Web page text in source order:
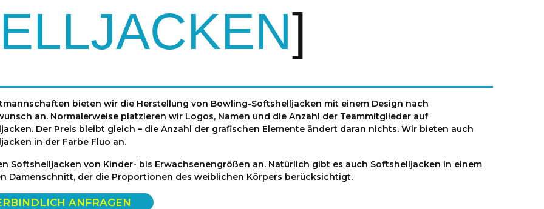
bieten wir die Herstellung von Bowling-Softshelljacken mit einem Design nach
an. Normalerweise platzieren wir Logos, Namen und die Anzahl der Teammitglieder auf
Der Preis bleibt gleich – die Anzahl der grafischen Elemente ändert daran nichts. Wir bieten auch
in der Farbe Fluo an.
Softshelljacken von Kinder- bis Erwachsenengrößen an. Natürlich gibt es auch Softshelljacken in einem
Damenschnitt, der die Proportionen des weiblichen Körpers berücksichtigt.
ANFRAGEN